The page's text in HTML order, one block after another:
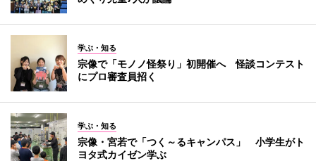
学ぶ・知る
宗像で「モノノ怪祭り」初開催へ 怪談コンテスト
にプロ審査員招く
学ぶ・知る
宗像・宮若で「つく～るキャンパス」 小学生がト
ヨタ式カイゼン学ぶ